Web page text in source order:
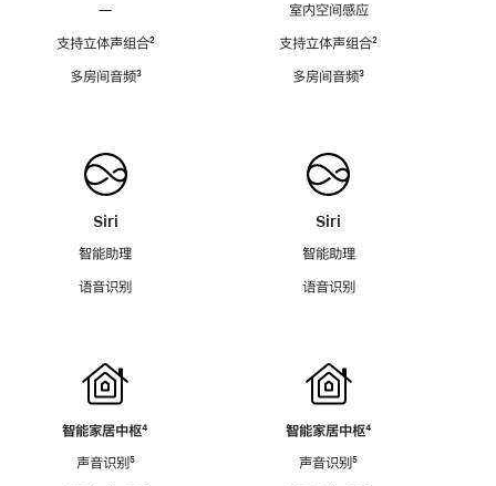
—
支持立体声组合脚
²
多房间音频脚
³
Siri
智能助理
语音识别
智能家居中枢脚
⁴
声音识别脚
⁵
室内空间感应
支持立体声组合脚
²
多房间音频脚
³
Siri
智能助理
语音识别
智能家居中枢脚
⁴
声音识别脚
⁵